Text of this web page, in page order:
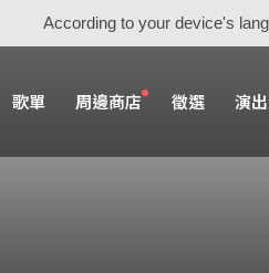
According to your device's
歌單 周邊商店 徵選 演